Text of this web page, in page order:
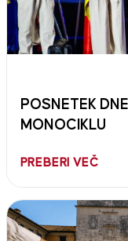
POSNETEK
MONOCIKLU
PREBERI VEČ